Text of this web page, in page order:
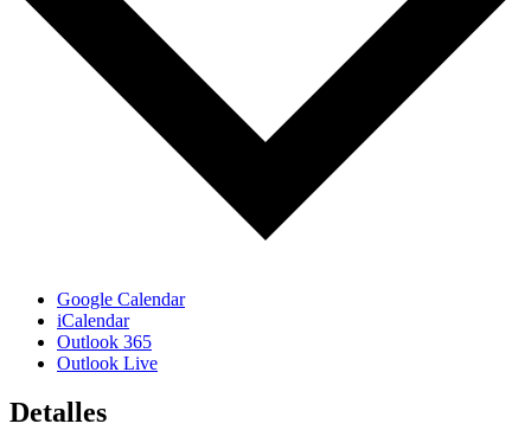
Google Calendar
iCalendar
Outlook 365
Outlook Live
Detalles